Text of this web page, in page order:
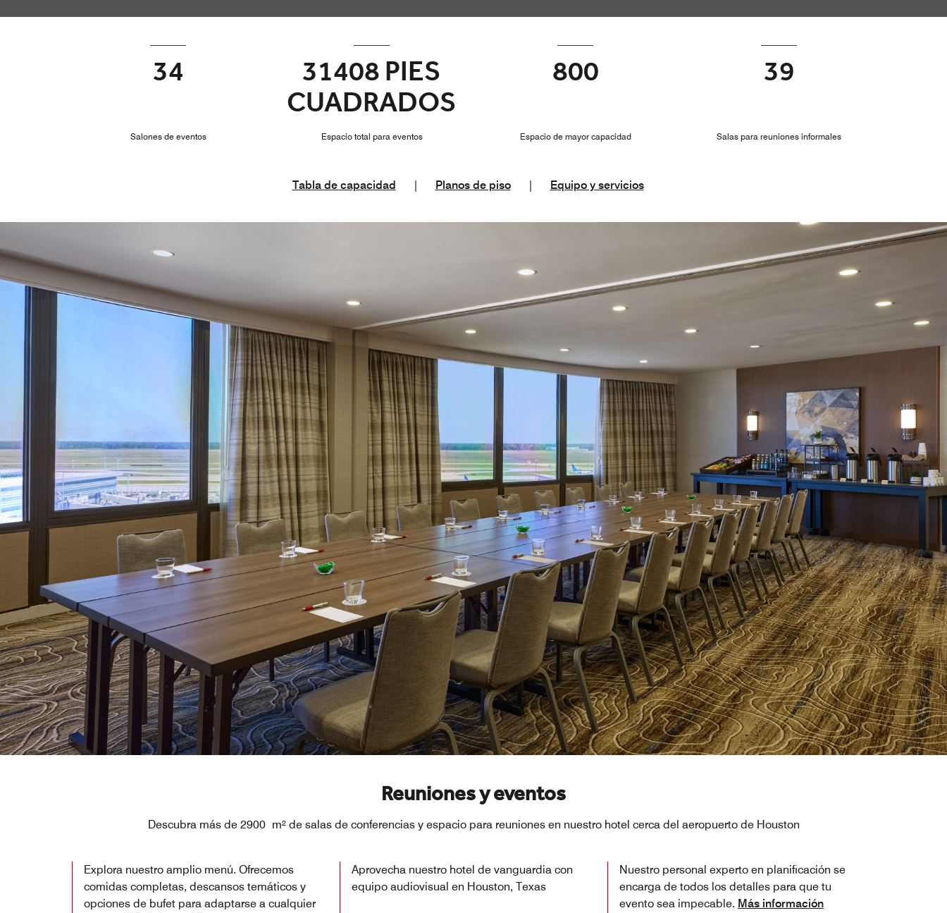
34
Salones de eventos
31408 PIES
CUADRADOS
Espacio total para eventos
800
Espacio de mayor capacidad
39
Salas para reuniones informales
Tabla de capacidad Planos de piso Equipo y servicios
Reuniones y eventos
Descubra más de 2900 m² de salas de conferencias y espacio para reuniones en nuestro hotel cerca del aeropuerto de Houston
Explora nuestro amplio menú. Ofrecemos
comidas completas, descansos temáticos y
opciones de bufet para adaptarse a cualquier
Aprovecha nuestro hotel de vanguardia con
equipo audiovisual en Houston, Texas
Nuestro personal experto en planificación se
encarga de todos los detalles para que tu
evento sea impecable. Más información